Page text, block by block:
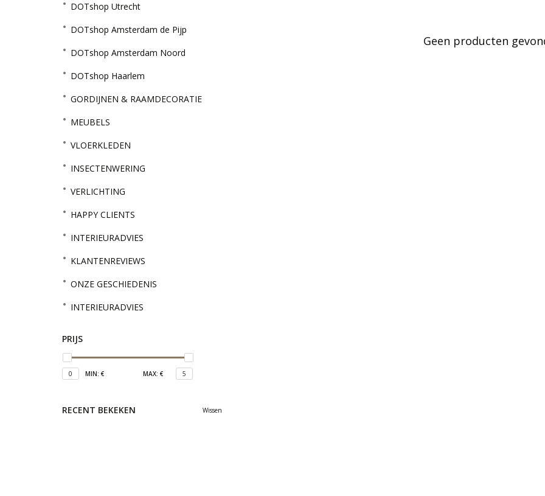
DOTshop Utrecht
DOTshop Amsterdam de Pijp
DOTshop Amsterdam Noord
DOTshop Haarlem
GORDIJNEN & RAAMDECORATIE
MEUBELS
VLOERKLEDEN
INSECTENWERING
VERLICHTING
HAPPY CLIENTS
INTERIEURADVIES
KLANTENREVIEWS
ONZE GESCHIEDENIS
INTERIEURADVIES
PRIJS
0 MIN: € MAX: € 5
RECENT BEKEKEN Wissen
Geen producten